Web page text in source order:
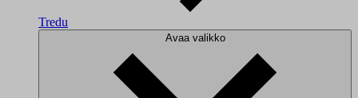
Tredu
Avaa valikko